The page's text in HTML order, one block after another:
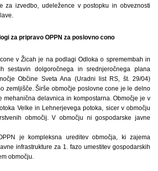
za izvedbo, udeležence v postopku in obveznosti
za pripravo OPPN za poslovno cono
v Žicah je na podlagi Odloka o spremembah in
sestavin dolgoročnega in srednjeročnega plana
Občine Sveta Ana (Uradni list RS, št. 29/04)
zemljišče. Širše območje poslovne cone je le delno
mehanična delavnica in kompostarna. Območje je v
Velke in Lehnerjevega potoka, sicer v območju
območij. V območju ni gospodarske javne
je kompleksna ureditev območja, ki zajema
infrastrukture za 1. fazo umestitev gospodarskih
območju.